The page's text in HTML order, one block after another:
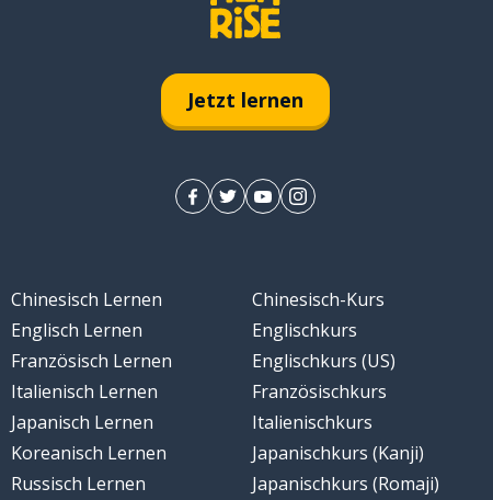
Jetzt lernen
Chinesisch Lernen
Englisch Lernen
Französisch Lernen
Italienisch Lernen
Japanisch Lernen
Koreanisch Lernen
Russisch Lernen
Chinesisch-Kurs
Englischkurs
Englischkurs (US)
Französischkurs
Italienischkurs
Japanischkurs (Kanji)
Japanischkurs (Romaji)